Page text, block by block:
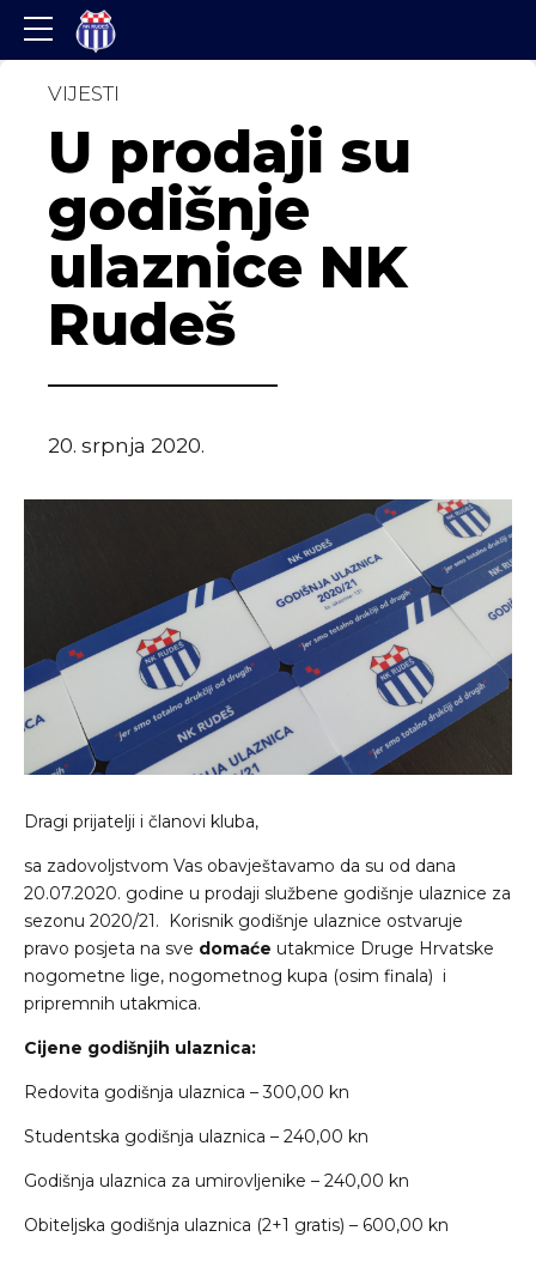
VIJESTI
U prodaji su
godišnje
ulaznice NK
Rudeš
20. srpnja 2020.
Dragi prijatelji i članovi kluba,
sa zadovoljstvom Vas obavještavamo da su od dana
20.07.2020. godine u prodaji službene godišnje ulaznice za
sezonu 2020/21. Korisnik godišnje ulaznice ostvaruje
pravo posjeta na sve domaće utakmice Druge Hrvatske
nogometne lige, nogometnog kupa (osim finala) i
pripremnih utakmica.
Cijene godišnjih ulaznica:
Redovita godišnja ulaznica – 300,00 kn
Studentska godišnja ulaznica – 240,00 kn
Godišnja ulaznica za umirovljenike – 240,00 kn
Obiteljska godišnja ulaznica (2+1 gratis) – 600,00 kn